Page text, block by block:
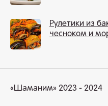
Рулетики из
чесноком и
«Шаманим» 2023 - 2024